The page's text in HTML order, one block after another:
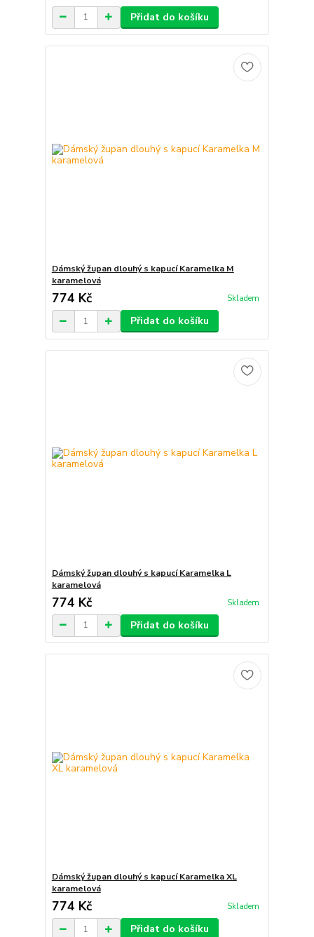
Přidat do košíku
Dámský župan dlouhý s kapucí Karamelka M
karamelová
774 Kč Skladem
Přidat do košíku
Dámský župan dlouhý s kapucí Karamelka L
karamelová
774 Kč Skladem
Přidat do košíku
Dámský župan dlouhý s kapucí Karamelka XL
karamelová
774 Kč Skladem
Přidat do košíku